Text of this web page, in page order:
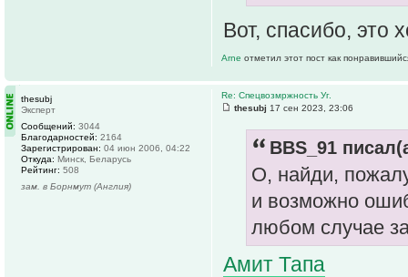
Вот, спасибо,
Arne отметил этот пост как
Re: Спецвозмржность Уг.
thesubj 17 сен 2023, 23:06
BBS_91
О, найди,
и возможно
любом случае
Амит Тапа
thesubj
Эксперт
Сообщений: 3044
Благодарностей: 2164
Зарегистрирован: 04 июн 2006, 04:22
Откуда: Минск, Беларусь
Рейтинг: 508
зам. в Борнмут (Англия)